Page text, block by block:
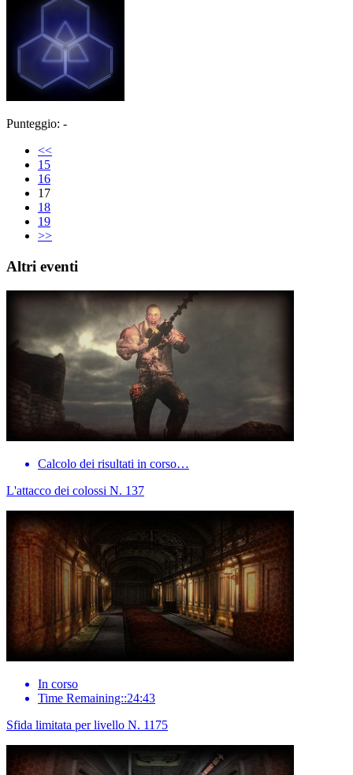
Punteggio: -
<<
15
16
17
18
19
>>
Altri eventi
Calcolo dei risultati in corso…
L'attacco dei colossi N. 137
In corso
Time Remaining::24:43
Sfida limitata per livello N. 1175